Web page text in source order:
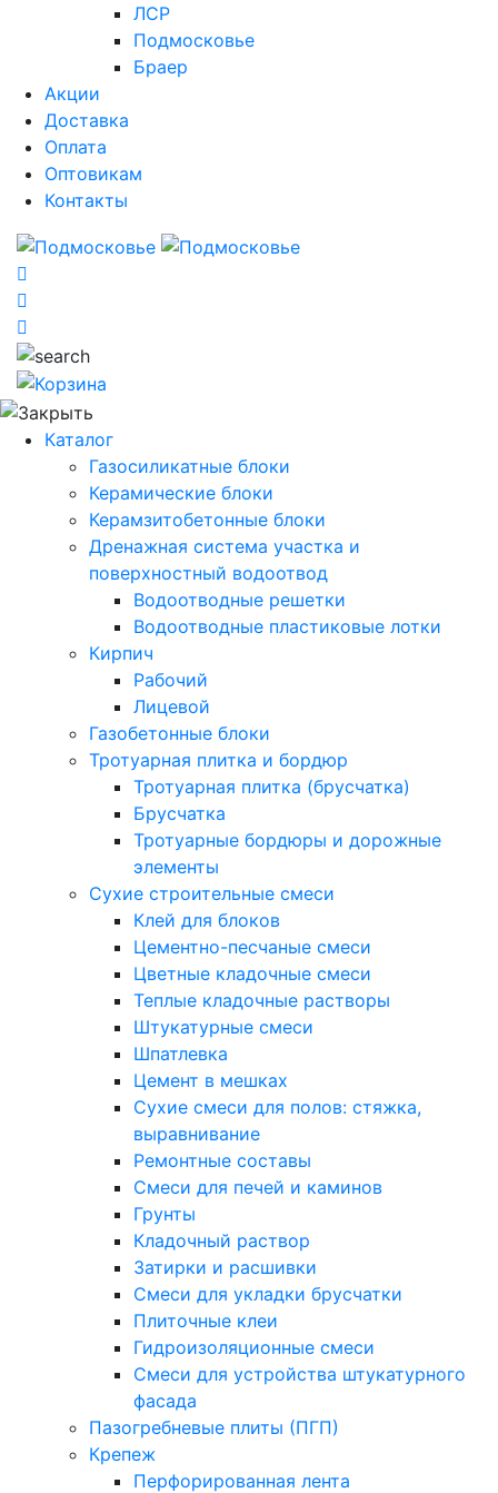
ЛСР
Подмосковье
Браер
Акции
Доставка
Оплата
Оптовикам
Контакты
Каталог
Газосиликатные блоки
Керамические блоки
Керамзитобетонные блоки
Дренажная система участка и
поверхностный водоотвод
Водоотводные решетки
Водоотводные пластиковые лотки
Кирпич
Рабочий
Лицевой
Газобетонные блоки
Тротуарная плитка и бордюр
Тротуарная плитка (брусчатка)
Брусчатка
Тротуарные бордюры и дорожные
элементы
Сухие строительные смеси
Клей для блоков
Цементно-песчаные смеси
Цветные кладочные смеси
Теплые кладочные растворы
Штукатурные смеси
Шпатлевка
Цемент в мешках
Сухие смеси для полов: стяжка,
выравнивание
Ремонтные составы
Смеси для печей и каминов
Грунты
Кладочный раствор
Затирки и расшивки
Смеси для укладки брусчатки
Плиточные клеи
Гидроизоляционные смеси
Смеси для устройства штукатурного
фасада
Пазогребневые плиты (ПГП)
Крепеж
Перфорированная лента